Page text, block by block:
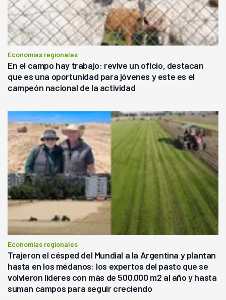
Economías regionales
En el campo hay trabajo: revive un oficio, destacan
que es una oportunidad para jóvenes y este es el
campeón nacional de la actividad
Economías regionales
Trajeron el césped del Mundial a la Argentina y plantan
hasta en los médanos: los expertos del pasto que se
volvieron líderes con más de 500.000 m2 al año y hasta
suman campos para seguir creciendo